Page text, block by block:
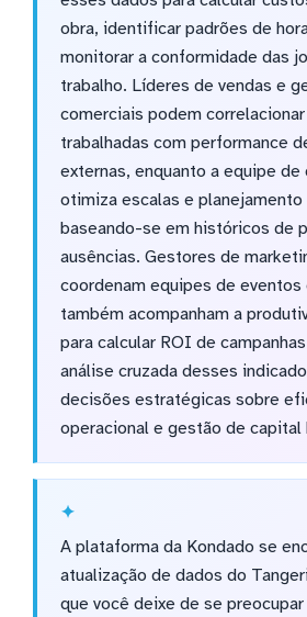
obra, identificar padrões de
monitorar a conformidade das
trabalho. Líderes de vendas e
comerciais podem correlacionar
trabalhadas com performance
externas, enquanto a equipe de
otimiza escalas e
baseando-se em históricos de
ausências. Gestores de
coordenam equipes de
também acompanham a
para calcular ROI de
análise cruzada desses
decisões estratégicas sobre
operacional e gestão de capital
A plataforma da Kondado se
atualização de dados do
que você deixe de se